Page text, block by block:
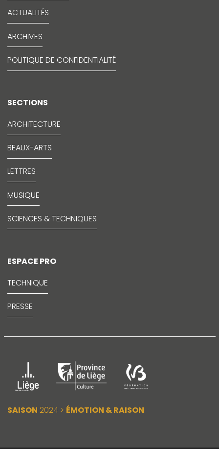
ACTUALITÉS
ARCHIVES
POLITIQUE DE CONFIDENTIALITÉ
SECTIONS
ARCHITECTURE
BEAUX-ARTS
LETTRES
MUSIQUE
SCIENCES & TECHNIQUES
ESPACE PRO
TECHNIQUE
PRESSE
SAISON 2024 > ÉMOTION & RAISON